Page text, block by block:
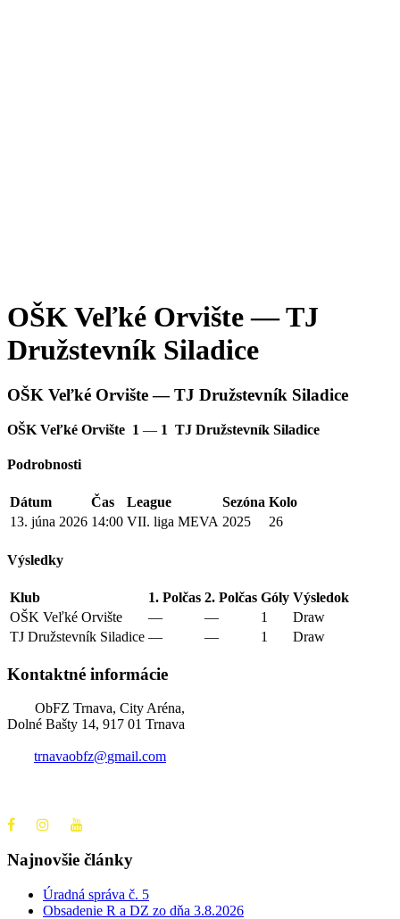
OŠK Veľké Orvište — TJ
Družstevník Siladice
OŠK Veľké Orvište — TJ Družstevník Siladice
OŠK Veľké Orvište 1 — 1 TJ Družstevník Siladice
Podrobnosti
Dátum Čas League Sezóna Kolo
13. júna 2026 14:00 VII. liga MEVA 2025 26
Výsledky
Klub 1. Polčas 2. Polčas Góly Výsledok
OŠK Veľké Orvište
— — 1
Draw
TJ Družstevník Siladice — — 1 Draw
Kontaktné informácie
ObFZ Trnava, City Aréna,
Dolné Bašty 14, 917 01 Trnava
trnavaobfz@gmail.com
Najnovšie články
Úradná správa č. 5
Obsadenie R a DZ zo dňa 3.8.2026